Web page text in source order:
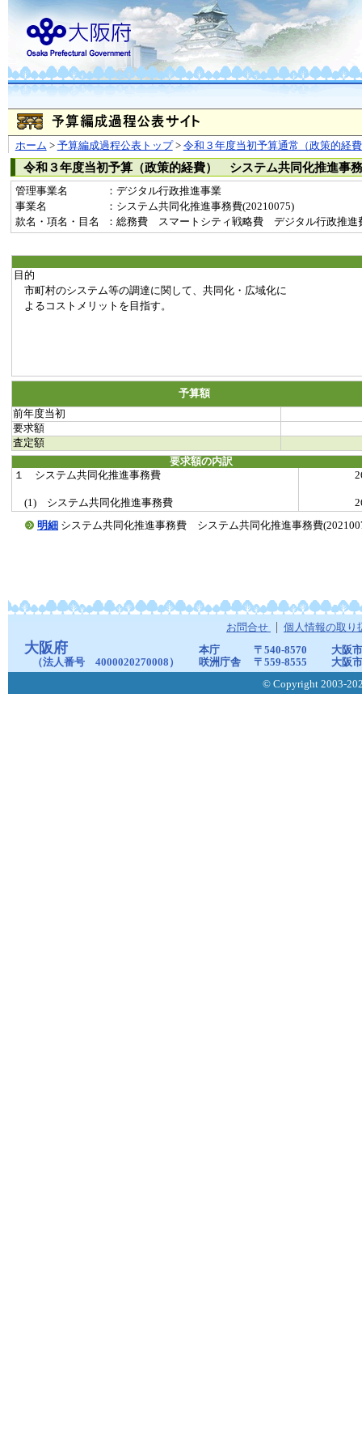
ホーム > 予算編成過程公表トップ> 令和３年度当初予算通常（政策的経
令和３年度当初予算（政策的経費） システム共同化推進事
管理事業名
：デジタル行政推進事業
事業名
：システム共同化推進事務費(20210075)
款名・項名・目名
：総務費 スマートシティ戦略費 デジタル行政推進
目的
市町村のシステム等の調達に関して、共同化・広域化に
よるコストメリットを目指す。
予算額
前年度当初
要求額
査定額
要求額の内訳
１ システム共同化推進事務費
(1) システム共同化推進事務費
明細 システム共同化推進事務費 システム共同化推進事務費
お問合せ 個人情報の取り
大阪府
（法人番号 4000020270008）
本庁 〒540-8570
大阪
咲洲庁舎
〒559-8555
大阪
© Copyright 2003-